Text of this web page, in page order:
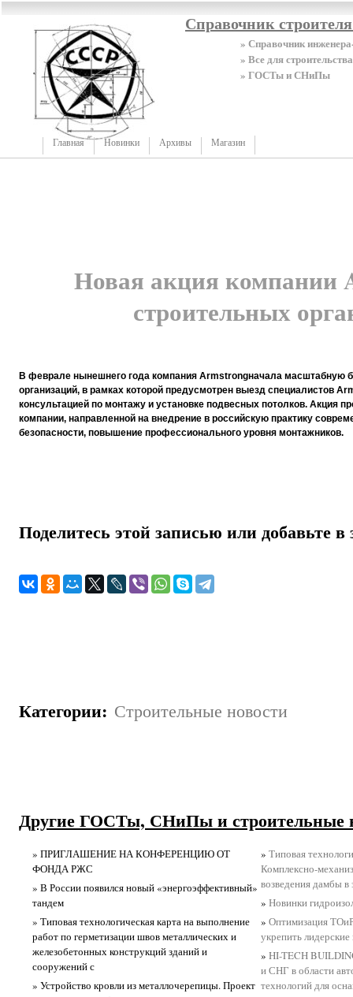
Справочник
» Справочник
» Все для строительства
» ГОСТы и СНиПы
Главная Новинки Архивы Магазин
Новая акция компании
строительных
В феврале нынешнего года компания Armstrongначала масштабную
организаций, в рамках которой предусмотрен выезд специалистов
консультацией по монтажу и установке подвесных потолков. Акция
компании, направленной на внедрение в российскую практику
безопасности, повышение профессионального уровня монтажников.
Поделитесь этой записью или добавьте в
Категории: Строительные новости
Другие ГОСТы, СНиПы и строительные
» ПРИГЛАШЕНИЕ НА КОНФЕРЕНЦИЮ ОТ
ФОНДА РЖС
» В России появился новый «энергоэффективный»
тандем
» Типовая технологическая карта на выполнение
работ по герметизации швов металлических и
железобетонных конструкций зданий и
сооружений с
» Устройство кровли из металлочерепицы. Проект
» Типовая
Комплексно-
возведения дамбы в
» Новинки
» Оптимизация
укрепить
» HI-TECH
и СНГ в области
технологий для